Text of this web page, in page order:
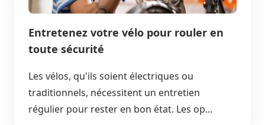
Entretenez votre vélo pour rouler en
toute sécurité
Les vélos, qu'ils soient électriques ou
traditionnels, nécessitent un entretien
régulier pour rester en bon état. Les op...